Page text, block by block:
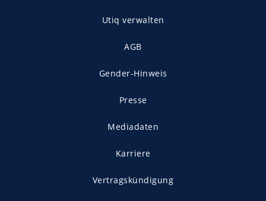
Utiq verwalten
AGB
Gender-Hinweis
Presse
Mediadaten
Karriere
Vertragskündigung